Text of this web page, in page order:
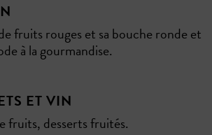
fruits rouges et sa bouche ronde et
à la gourmandise.
ET VIN
fruits, desserts fruités.